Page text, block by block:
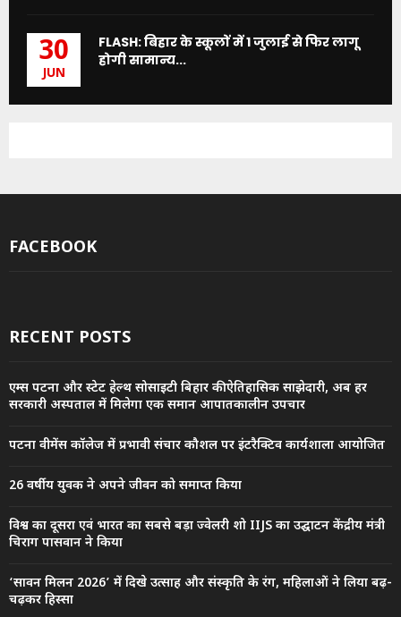
30
JUN
FLASH: बिहार के स्कूलों में 1 जुलाई से फिर लागू
होगी सामान्य...
FACEBOOK
RECENT POSTS
एम्स पटना और स्टेट हेल्थ सोसाइटी बिहार की ऐतिहासिक साझेदारी, अब हर
सरकारी अस्पताल में मिलेगा एक समान आपातकालीन उपचार
पटना वीमेंस कॉलेज में प्रभावी संचार कौशल पर इंटरैक्टिव कार्यशाला आयोजित
26 वर्षीय युवक ने अपने जीवन को समाप्त किया
विश्व का दूसरा एवं भारत का सबसे बड़ा ज्वेलरी शो IIJS का उद्घाटन केंद्रीय मंत्री
चिराग पासवान ने किया
‘सावन मिलन 2026’ में दिखे उत्साह और संस्कृति के रंग, महिलाओं ने लिया बढ़-
चढ़कर हिस्सा